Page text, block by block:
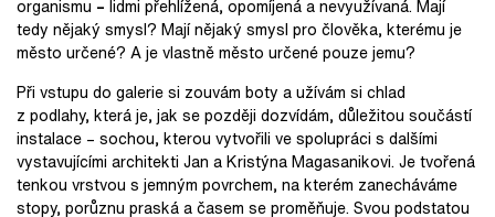
organismu – lidmi přehlížená, opomíjená a nevyužívaná. Mají
tedy nějaký smysl? Mají nějaký smysl pro člověka, kterému je
město určené? A je vlastně město určené pouze jemu?
Při vstupu do galerie si zouvám boty a užívám si chlad
z podlahy, která je, jak se později dozvídám, důležitou součástí
instalace – sochou, kterou vytvořili ve spolupráci s dalšími
vystavujícími architekti Jan a Kristýna Magasanikovi. Je tvořená
tenkou vrstvou s jemným povrchem, na kterém zanecháváme
stopy, porůznu praská a časem se proměňuje. Svou podstatou